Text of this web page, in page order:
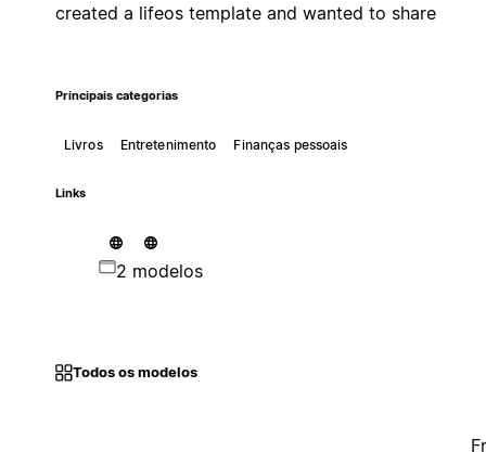
created a lifeos template and wanted to share
Principais categorias
Livros Entretenimento Finanças pessoais
Links
2 modelos
Todos os modelos